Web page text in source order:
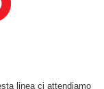
linea ci attendiamo